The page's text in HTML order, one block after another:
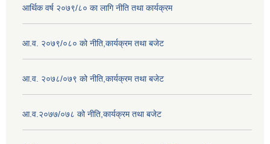
आर्थिक वर्ष २०७९/८० का लागि नीति तथा कार्यक्रम
आ.व. २०७९/०८० को नीति,कार्यक्रम तथा बजेट
आ.व. २०७८/०७९ को नीति,कार्यक्रम तथा बजेट
आ.व.२०७७/०७८ को नीति,कार्यक्रम तथा बजेट